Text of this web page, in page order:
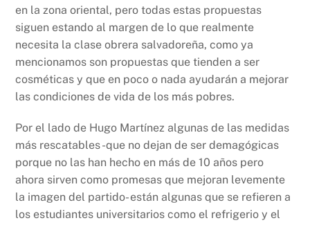
en la zona oriental, pero todas estas propuestas
siguen estando al margen de lo que realmente
necesita la clase obrera salvadoreña, como ya
mencionamos son propuestas que tienden a ser
cosméticas y que en poco o nada ayudarán a mejorar
las condiciones de vida de los más pobres.
Por el lado de Hugo Martínez algunas de las medidas
más rescatables -que no dejan de ser demagógicas
porque no las han hecho en más de 10 años pero
ahora sirven como promesas que mejoran levemente
la imagen del partido- están algunas que se refieren a
los estudiantes universitarios como el refrigerio y el